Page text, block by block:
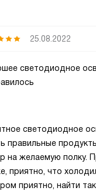
25.08.2022
светодиодное
светодиодное
правильные
на желаемую полку.
приятно, что
приятно, найти